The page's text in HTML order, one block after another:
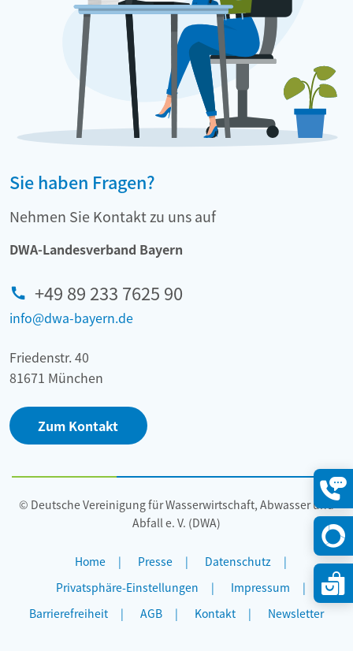
Sie haben Fragen?
Nehmen Sie Kontakt zu uns auf
DWA-Landesverband Bayern
+49 89 233 7625 90
info@dwa-bayern.de
Friedenstr. 40
81671 München
Zum Kontakt
© Deutsche Vereinigung für Wasserwirtschaft, Abwasser und
Abfall e. V. (DWA)
Home Presse
Datenschutz
Privatsphäre-Einstellungen
Impressum
Barrierefreiheit
AGB Kontakt Newsletter